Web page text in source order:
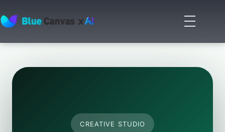
BLUECANVAS
메
뉴
기
CREATIVE STUDIO